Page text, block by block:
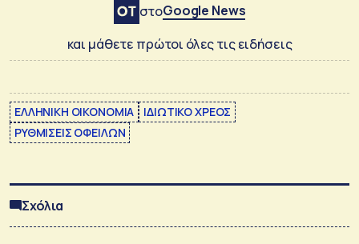
στοGoogle News
και μάθετε πρώτοι όλες τις ειδήσεις
ΕΛΛΗΝΙΚΗ ΟΙΚΟΝΟΜΙΑ
ΙΔΙΩΤΙΚΟ ΧΡΕΟΣ
ΡΥΘΜΙΣΕΙΣ ΟΦΕΙΛΩΝ
Σχόλια